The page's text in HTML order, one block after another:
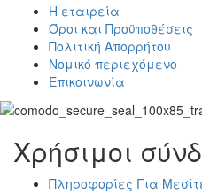
Η εταιρεία
Όροι και Προϋποθέσεις
Πολιτική Απορρήτου
Νομικό περιεχόμενο
Επικοινωνία
Χρήσιμοι
Πληροφορίες Για